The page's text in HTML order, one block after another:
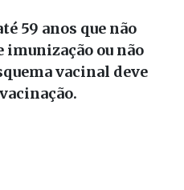
59 anos que não
ou não
vacinal deve